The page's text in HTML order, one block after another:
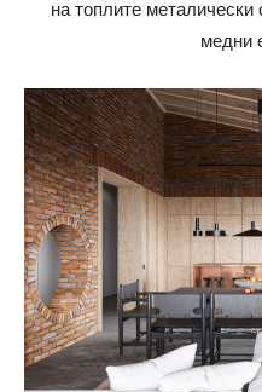
на топлите
медни